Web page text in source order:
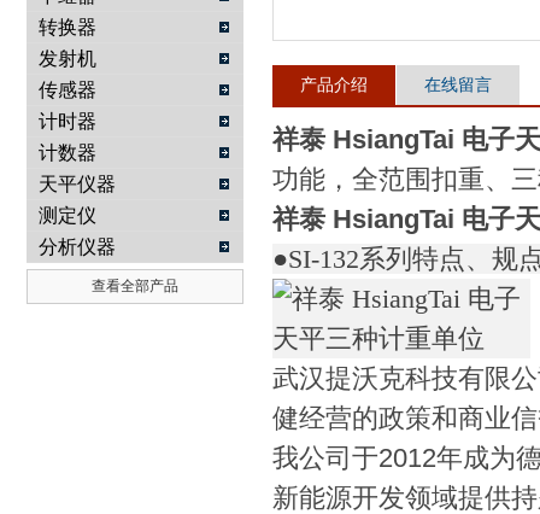
转换器
发射机
传感器
计时器
计数器
天平仪器
测定仪
分析仪器
查看全部产品
产品介绍 在线留言
祥泰 HsiangTai 电子
功能，全范围扣重、
祥泰 HsiangTai 电子
●SI-132系列特点、规
武汉提沃克科技有限
健经营的政策和商业
我公司于2012年成为
新能源开发领域提供